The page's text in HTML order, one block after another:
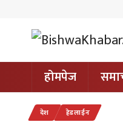
होमपेज
देश हेडलाईन